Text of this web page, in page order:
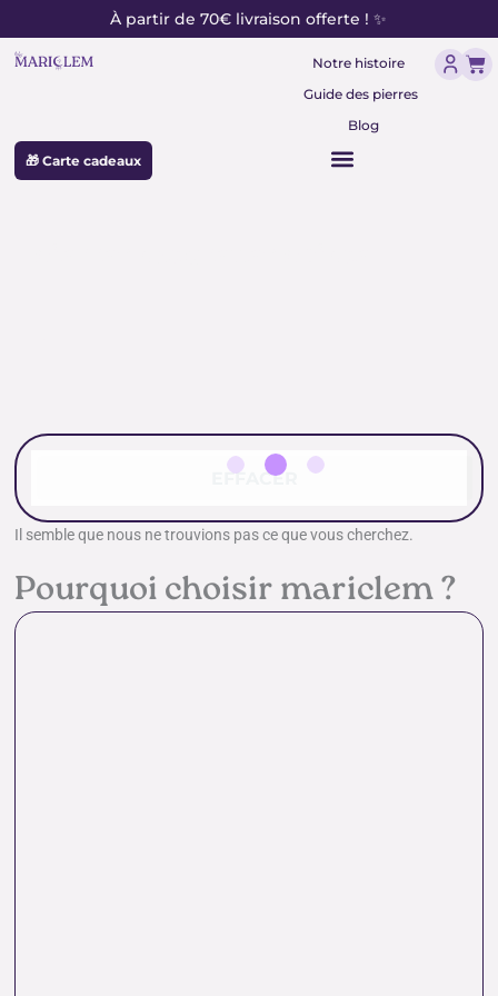
au
contenu
À partir de 70€ livraison offerte ! ✨
Notre histoire
Guide des pierres
Blog
🎁 Carte cadeaux
EFFACER
Il semble que nous ne trouvions pas ce que vous cherchez.
Pourquoi choisir mariclem ?